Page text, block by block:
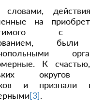
действия
на
с
были
К
округов
и признали
[3].